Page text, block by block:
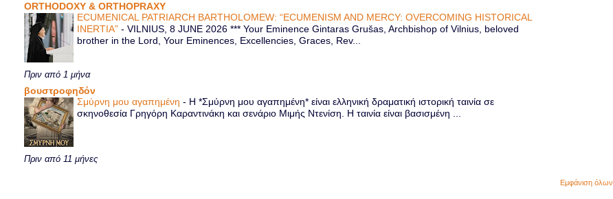
ORTHODOXY & ORTHOPRAXY
ECUMENICAL PATRIARCH BARTHOLOMEW: “ECUMENISM AND MERCY: OVERCOMING HISTORICAL
INERTIA”-VILNIUS, 8 JUNE 2026 *** Your Eminence Gintaras Grušas, Archbishop of Vilnius, beloved
brother in the Lord, Your Eminences, Excellencies, Graces, Rev...
Πριν από 1 μήνα
βουστροφηδόν
Σμύρνη μου αγαπημένη- Η *Σμύρνη μου αγαπημένη* είναι ελληνική δραματική ιστορική ταινία σε
σκηνοθεσία Γρηγόρη Καραντινάκη και σενάριο Μιμής Ντενίση. Η ταινία είναι βασισμένη ...
Πριν από 11 μήνες
Εμφάνιση όλων